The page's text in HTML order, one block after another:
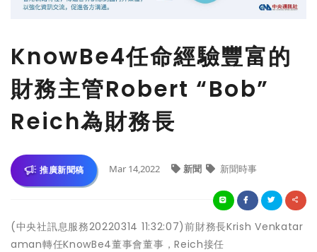
KnowBe4任命經驗豐富的
財務主管Robert “Bob”
Reich為財務長
推廣新聞稿 Mar 14,2022 新聞 新聞時事
(中央社訊息服務20220314 11:32:07)前財務長Krish Venkatar
aman轉任KnowBe4董事會董事，Reich接任